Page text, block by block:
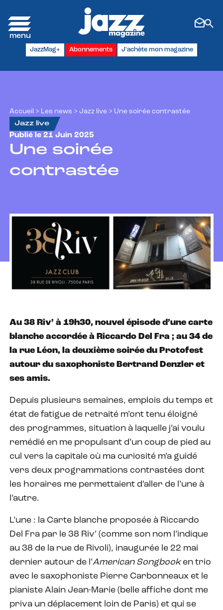
JazzMag+ Abonnements J'achète mon magazine
Accueil > Les news > Jazz live > Une soirée contrastée
Jazz live
Publié le 21 Juin 2025
Une soirée
contrastée
Au 38 Riv’ à 19h30, nouvel épisode d’une carte
blanche accordée à Riccardo Del Fra ; au 34 de
la rue Léon, la deuxième soirée du Protofest
autour du saxophoniste Bertrand Denzler et
ses amis.
Depuis plusieurs semaines, emplois du temps et
état de fatigue de retraité m’ont tenu éloigné
des programmes, situation à laquelle j’ai voulu
remédié en me propulsant d’un coup de pied au
cul vers la capitale où ma curiosité m’a guidé
vers deux programmations contrastées dont
les horaires me permettaient d’aller de l’une à
l’autre.
L’une : la Carte blanche proposée à Riccardo
Del Fra par le 38 Riv’ (comme son nom l’indique
au 38 de la rue de Rivoli), inaugurée le 22 mai
dernier autour de l’American Songbooken trio
avec le saxophoniste Pierre Carbonneaux et le
pianiste Alain Jean-Marie (belle affiche dont me
priva un déplacement loin de Paris) et qui se